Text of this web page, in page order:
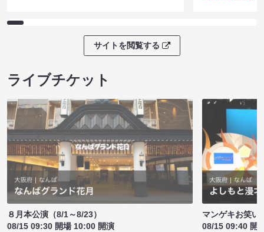
サイトを閲覧する
ライブチケット
８月本公演（8/1～8/23）
08/15 09:30 開場 10:00 開演
マンゲキお笑い
08/15 09:40 開